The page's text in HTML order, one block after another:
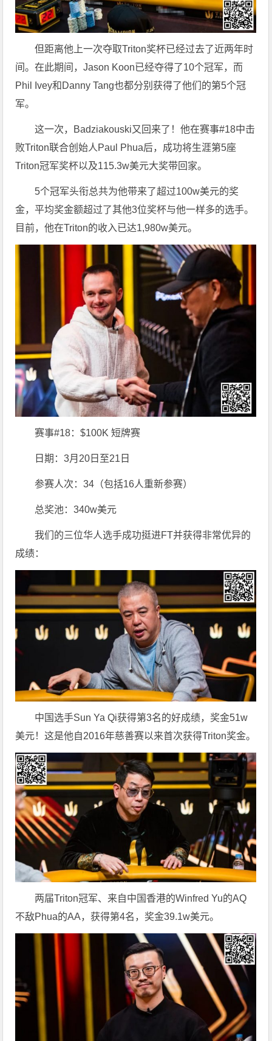
但距离他上一次夺取Triton奖杯已经过去了近两年时
间。在此期间，Jason Koon已经夺得了10个冠军，而
Phil Ivey和Danny Tang也都分别获得了他们的第5个冠
军。
这一次，Badziakouski又回来了！他在赛事#18中击
败Triton联合创始人Paul Phua后，成功将生涯第5座
Triton冠军奖杯以及115.3w美元大奖带回家。
5个冠军头衔总共为他带来了超过100w美元的奖
金，平均奖金额超过了其他3位奖杯与他一样多的选手。
目前，他在Triton的收入已达1,980w美元。
赛事#18：$100K 短牌赛
日期：3月20日至21日
参赛人次：34（包括16人重新参赛）
总奖池：340w美元
我们的三位华人选手成功挺进FT并获得非常优异的
成绩：
中国选手Sun Ya Qi获得第3名的好成绩，奖金51w
美元！这是他自2016年慈善赛以来首次获得Triton奖金。
两届Triton冠军、来自中国香港的Winfred Yu的AQ
不敌Phua的AA，获得第4名，奖金39.1w美元。